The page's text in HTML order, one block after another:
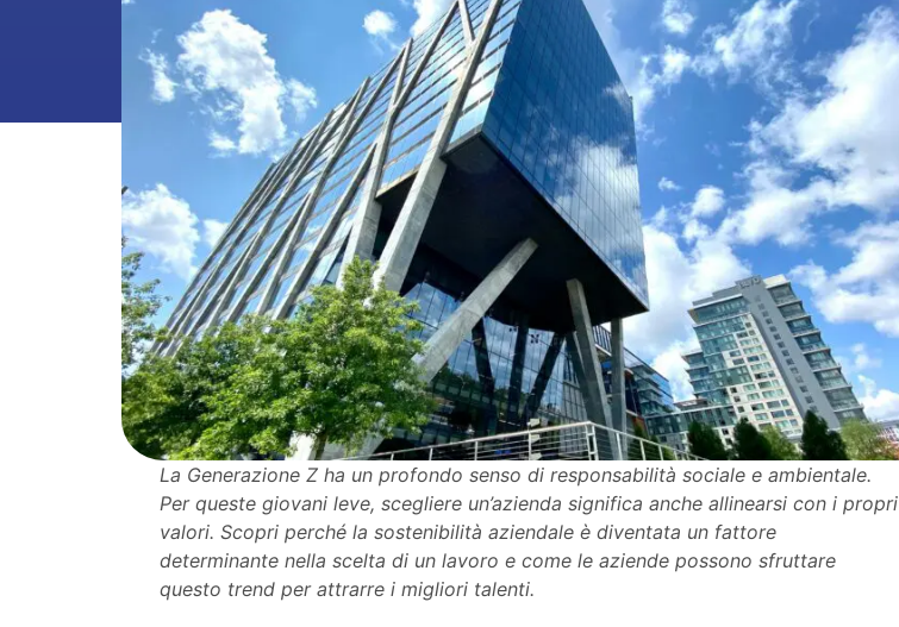
La Generazione Z ha un profondo senso di responsabilità sociale e ambientale.
Per queste giovani leve, scegliere un’azienda significa anche allinearsi con i propri
valori. Scopri perché la sostenibilità aziendale è diventata un fattore
determinante nella scelta di un lavoro e come le aziende possono sfruttare
questo trend per attrarre i migliori talenti.